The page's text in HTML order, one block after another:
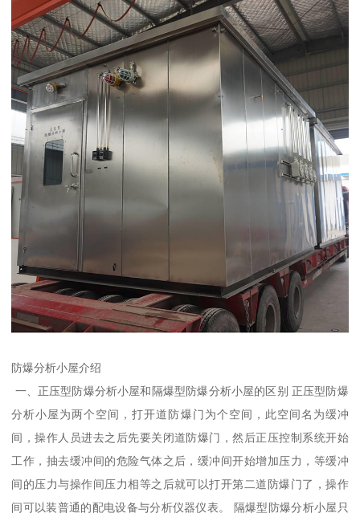
防爆分析小屋介绍
一、正压型防爆分析小屋和隔爆型防爆分析小屋的区别 正压型防爆
分析小屋为两个空间，打开道防爆门为个空间，此空间名为缓冲
间，操作人员进去之后先要关闭道防爆门，然后正压控制系统开始
工作，抽去缓冲间的危险气体之后，缓冲间开始增加压力，等缓冲
间的压力与操作间压力相等之后就可以打开第二道防爆门了，操作
间可以装普通的配电设备与分析仪器仪表。 隔爆型防爆分析小屋只